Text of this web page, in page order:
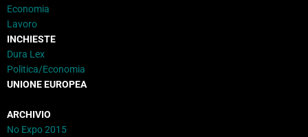
Economia
Lavoro
INCHIESTE
Dura Lex
Politica/Economia
UNIONE EUROPEA
ARCHIVIO
No Expo 2015